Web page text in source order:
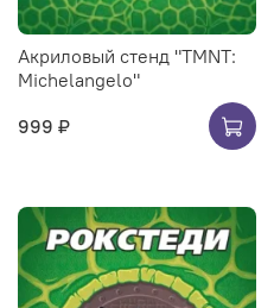
Акриловый стенд "TMNT:
Michelangelo"
999 ₽